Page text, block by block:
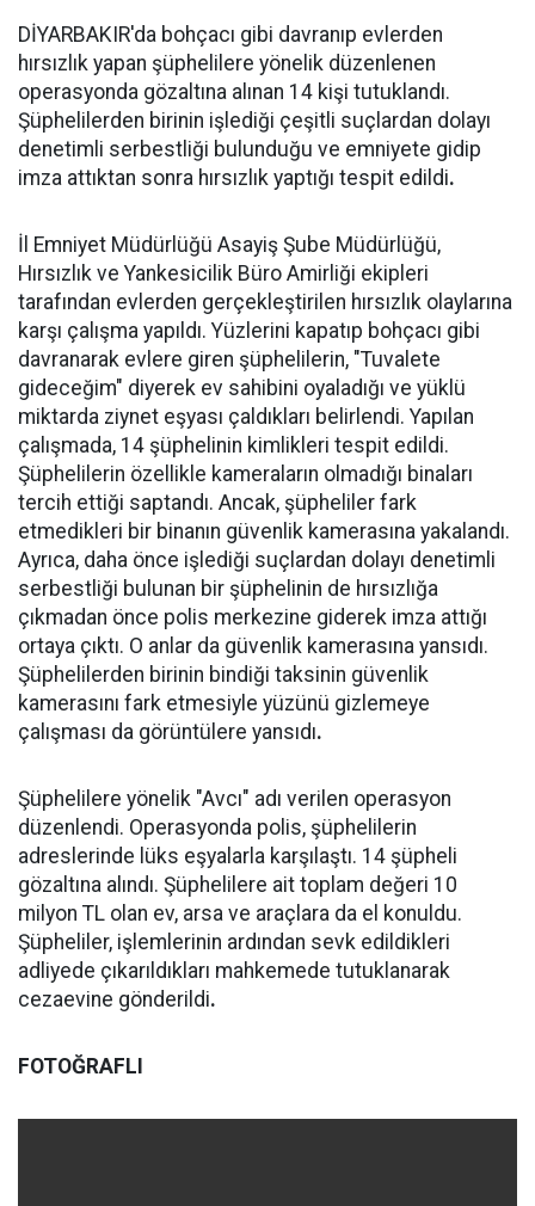
DİYARBAKIR'da bohçacı gibi davranıp evlerden
hırsızlık yapan şüphelilere yönelik düzenlenen
operasyonda gözaltına alınan 14 kişi tutuklandı.
Şüphelilerden birinin işlediği çeşitli suçlardan dolayı
denetimli serbestliği bulunduğu ve emniyete gidip
imza attıktan sonra hırsızlık yaptığı tespit edildi.
İl Emniyet Müdürlüğü Asayiş Şube Müdürlüğü,
Hırsızlık ve Yankesicilik Büro Amirliği ekipleri
tarafından evlerden gerçekleştirilen hırsızlık olaylarına
karşı çalışma yapıldı. Yüzlerini kapatıp bohçacı gibi
davranarak evlere giren şüphelilerin, "Tuvalete
gideceğim" diyerek ev sahibini oyaladığı ve yüklü
miktarda ziynet eşyası çaldıkları belirlendi. Yapılan
çalışmada, 14 şüphelinin kimlikleri tespit edildi.
Şüphelilerin özellikle kameraların olmadığı binaları
tercih ettiği saptandı. Ancak, şüpheliler fark
etmedikleri bir binanın güvenlik kamerasına yakalandı.
Ayrıca, daha önce işlediği suçlardan dolayı denetimli
serbestliği bulunan bir şüphelinin de hırsızlığa
çıkmadan önce polis merkezine giderek imza attığı
ortaya çıktı. O anlar da güvenlik kamerasına yansıdı.
Şüphelilerden birinin bindiği taksinin güvenlik
kamerasını fark etmesiyle yüzünü gizlemeye
çalışması da görüntülere yansıdı.
Şüphelilere yönelik "Avcı" adı verilen operasyon
düzenlendi. Operasyonda polis, şüphelilerin
adreslerinde lüks eşyalarla karşılaştı. 14 şüpheli
gözaltına alındı. Şüphelilere ait toplam değeri 10
milyon TL olan ev, arsa ve araçlara da el konuldu.
Şüpheliler, işlemlerinin ardından sevk edildikleri
adliyede çıkarıldıkları mahkemede tutuklanarak
cezaevine gönderildi.
FOTOĞRAFLI